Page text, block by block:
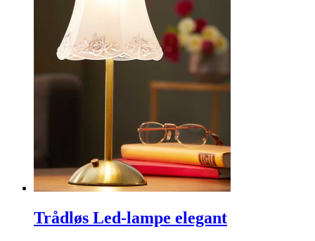
Trådløs Led-lampe elegant